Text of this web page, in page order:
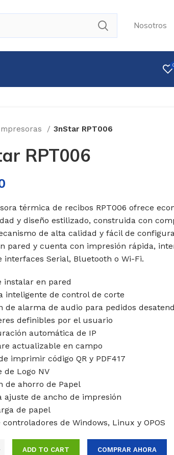
Nosotros
3nStar RPT006
RPT006
térmica de recibos RPT006 ofrece
y diseño estilizado, construida con
de alta calidad y fácil de
pared y cuenta con impresión rápida,
interfaces Serial, Bluetooth o Wi-Fi.
instalar en pared
inteligente de control de corte
de alarma de audio para pedidos
definibles por el usuario
automática de IP
actualizable en campo
imprimir código QR y PDF417
de Logo NV
de ahorro de Papel
ajuste de ancho de impresión
de papel
de Windows, Linux y OPOS
ADD TO CART COMPRAR AHORA